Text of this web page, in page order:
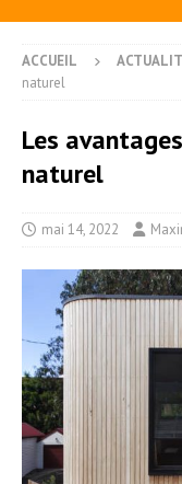
ACCUEIL
naturel
Les
naturel
mai 14, 2022